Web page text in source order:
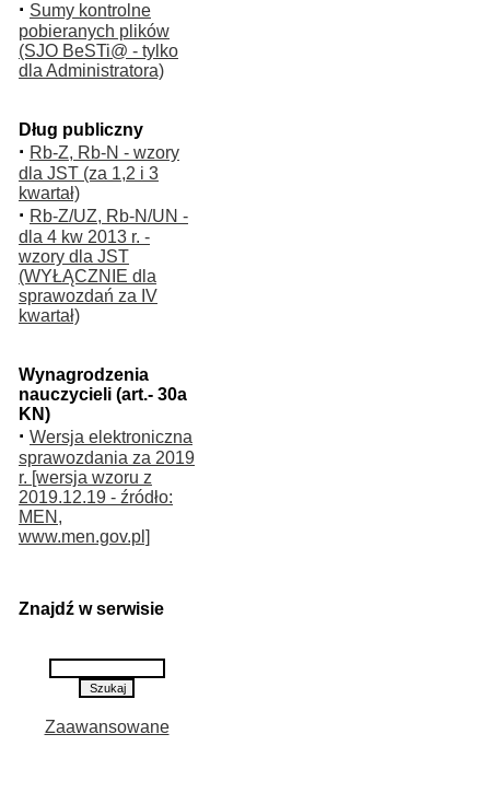
· Sumy kontrolne
pobieranych plików
(SJO BeSTi@ - tylko
dla Administratora)
Dług publiczny
· Rb-Z, Rb-N - wzory
dla JST (za 1,2 i 3
kwartał)
· Rb-Z/UZ, Rb-N/UN -
dla 4 kw 2013 r. -
wzory dla JST
(WYŁĄCZNIE dla
sprawozdań za IV
kwartał)
Wynagrodzenia
nauczycieli (art.- 30a
KN)
· Wersja elektroniczna
sprawozdania za 2019
r. [wersja wzoru z
2019.12.19 - źródło:
MEN,
www.men.gov.pl]
Znajdź w serwisie
Zaawansowane